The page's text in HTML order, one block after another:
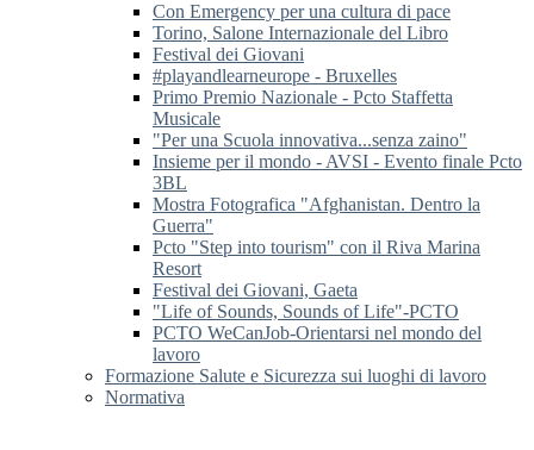
Con Emergency per una cultura di pace
Torino, Salone Internazionale del Libro
Festival dei Giovani
#playandlearneurope - Bruxelles
Primo Premio Nazionale - Pcto Staffetta
Musicale
"Per una Scuola innovativa...senza zaino"
Insieme per il mondo - AVSI - Evento finale Pcto
3BL
Mostra Fotografica "Afghanistan. Dentro la
Guerra"
Pcto "Step into tourism" con il Riva Marina
Resort
Festival dei Giovani, Gaeta
"Life of Sounds, Sounds of Life"-PCTO
PCTO WeCanJob-Orientarsi nel mondo del
lavoro
Formazione Salute e Sicurezza sui luoghi di lavoro
Normativa